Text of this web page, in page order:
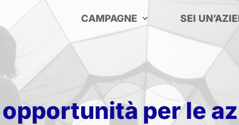
CAMPAGNE SEI
per le